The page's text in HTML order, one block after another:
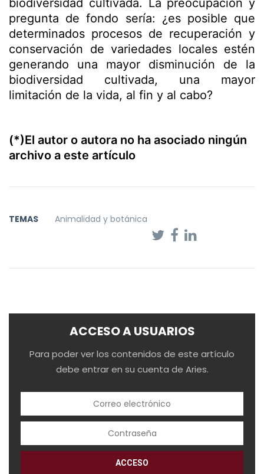
biodiversidad cultivada. La preocupación y
pregunta de fondo sería: ¿es posible que
determinados procesos de recuperación y
conservación de variedades locales estén
generando una mayor disminución de la
biodiversidad cultivada, una mayor
limitación de la vida, al fin y al cabo?
(*)El autor o autora no ha asociado ningún
archivo a este artículo
TEMAS Animalidad y botánica
ACCESO A USUARIOS
Para poder ver los contenidos de este artículo
debe entrar en su cuenta de Aries.